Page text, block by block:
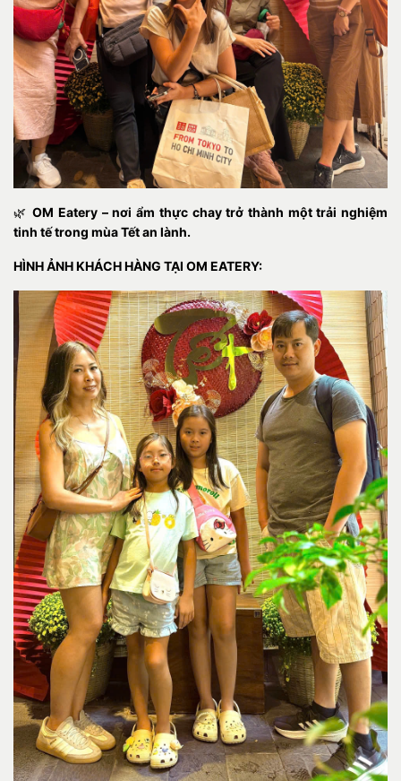
🌿OM Eatery – nơi ẩm thực chay trở thành một trải nghiệm
tinh tế trong mùa Tết an lành.
HÌNH ẢNH KHÁCH HÀNG TẠI OM EATERY: